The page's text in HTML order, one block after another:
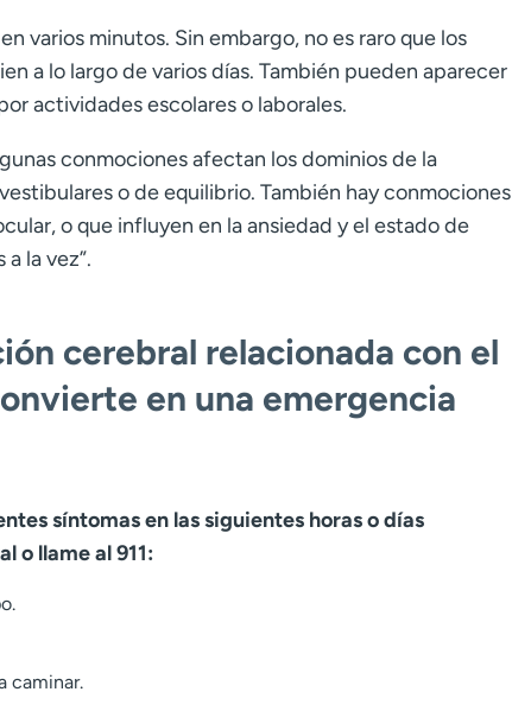
varios minutos. Sin embargo, no es raro que los
a lo largo de varios días. También pueden aparecer
actividades escolares o laborales.
conmociones afectan los dominios de la
o de equilibrio. También hay conmociones
o que influyen en la ansiedad y el estado de
la vez”.
cerebral relacionada con el
en una emergencia
síntomas en las siguientes horas o días
o llame al 911:
caminar.